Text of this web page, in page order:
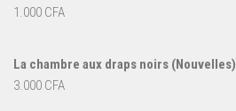
1.000 CFA
La chambre aux draps noirs (Nouvelles)
3.000 CFA